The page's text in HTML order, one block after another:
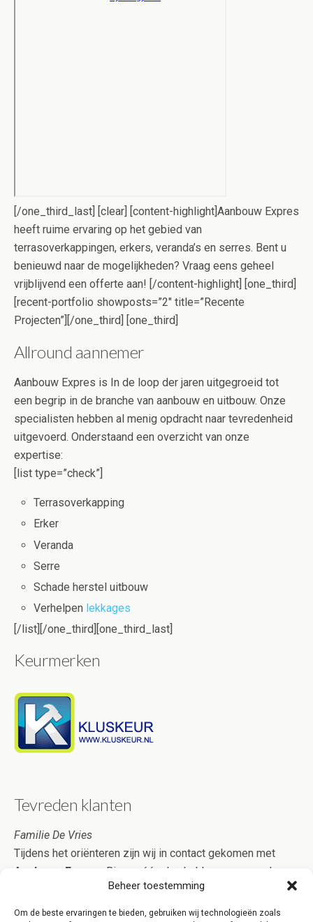
Beheer toestemming
Om de beste ervaringen te bieden, gebruiken wij technologieën zoals
[/one_third_last] [clear] [content-highlight]Aanbouw Expres
heeft ruime ervaring op het gebied van
terrasoverkappingen, erkers, veranda’s en serres. Bent u
benieuwd naar de mogelijkheden? Vraag eens geheel
vrijblijvend een offerte aan! [/content-highlight] [one_third]
[recent-portfolio showposts=”2″ title=”Recente
Projecten”][/one_third] [one_third]
Allround aannemer
Aanbouw Expres is In de loop der jaren uitgegroeid tot
een begrip in de branche van aanbouw en uitbouw. Onze
specialisten hebben al menig opdracht naar tevredenheid
uitgevoerd. Onderstaand een overzicht van onze
expertise:
[list type=”check”]
Terrasoverkapping
Erker
Veranda
Serre
Schade herstel uitbouw
Verhelpen lekkages
[/list][/one_third][one_third_last]
Keurmerken
Tevreden klanten
Familie De Vries
Tijdens het oriënteren zijn wij in contact gekomen met
Aanbouw Expres
. Binnen één dag hebben we meerdere
offertes ontvangen, op basis waarvan wij een keuze
hebben gemaakt. Onze veranda is zeer mooi geworden en